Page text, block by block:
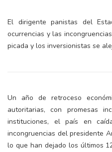
El dirigente panistas del
ocurrencias y las
picada y los inversionistas se
Un año de retroceso
autoritarias, con promesas
instituciones, el país en
incongruencias del presidente
lo que han dejado los últimos